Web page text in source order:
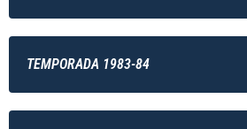
TEMPORADA 1983-84